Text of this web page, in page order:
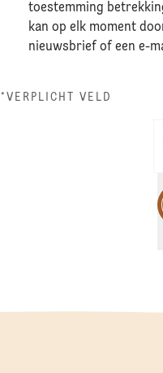
toestemming
kan op elk moment
nieuwsbrief of een e-
*VERPLICHT VELD